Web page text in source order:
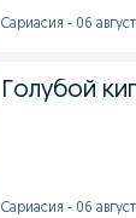
Сариасия - 06
Голубой
Сариасия - 06